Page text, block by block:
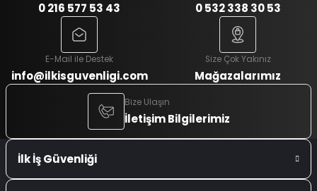
0 216 577 53 43 0 532 338 30 53
E-Mail ile Destek
info@ilkisguvenligi.com
Size Çok Yakınız
Mağazalarımız
Bize Ulaşın
İletişim Bilgilerimiz
İlk İş Güvenliği